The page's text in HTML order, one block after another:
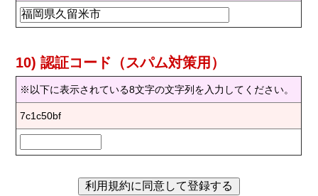
10) 認証コード（スパム対策用）
※以下に表示されている8文字の文字列を入力してください。
7c1c50bf